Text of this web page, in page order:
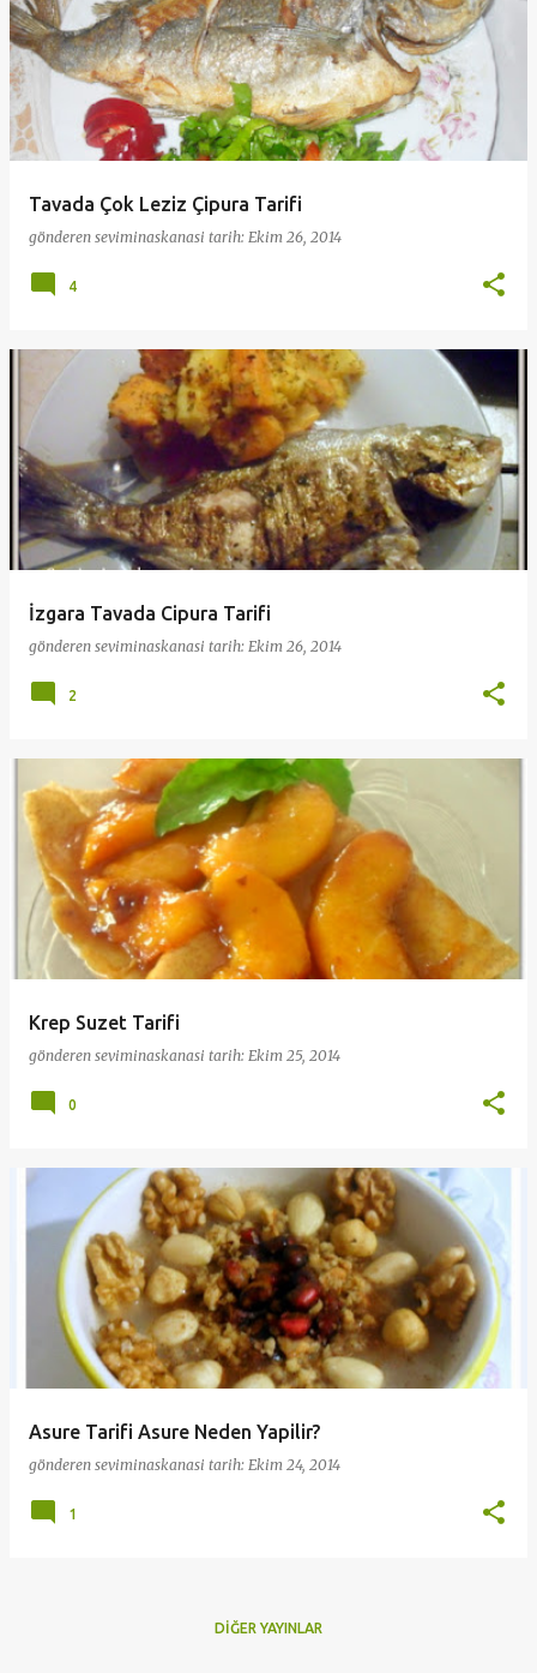
Tavada Çok Leziz Çipura Tarifi
gönderen seviminaskanasi tarih: Ekim 26, 2014
4
İzgara Tavada Cipura Tarifi
gönderen seviminaskanasi tarih: Ekim 26, 2014
2
Krep Suzet Tarifi
gönderen seviminaskanasi tarih: Ekim 25, 2014
0
Asure Tarifi Asure Neden Yapilir?
gönderen seviminaskanasi tarih: Ekim 24, 2014
1
DIĞER YAYINLAR